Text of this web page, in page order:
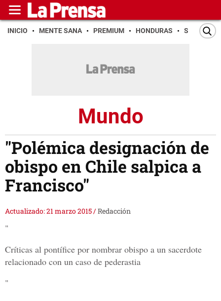
INICIO MENTE SANA PREMIUM HONDURAS SAN PEDRO
Mundo
"Polémica designación de
obispo en Chile salpica a
Francisco"
Actualizado: 21 marzo 2015/Redacción
"
Críticas al pontífice por nombrar obispo a un sacerdote
relacionado con un caso de pederastia
"